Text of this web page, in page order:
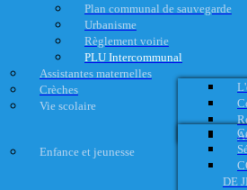
Plan communal de sauvegarde
Urbanisme
Règlement voirie
PLU Intercommunal
Assistantes maternelles
Crèches
Vie scolaire
Enfance et jeunesse
DE